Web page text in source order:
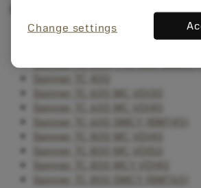
Esztergaközpont marási
Spinner TC 52, 65 MC (Sauter
Spinner TC 300, TTC 300
Spinner TC 400
Spinner TC 600 MC VDI30
Spinner TC 600 MC VDI40
Spinner TC 600 SMCY (BMT45)
Spinner TC 800 MC VDI40
Spinner TC 800 MC VDI50
Spinner TC 800 MCY VDI40
Spinner TC 800 SMCY (BMT65)
Change settings